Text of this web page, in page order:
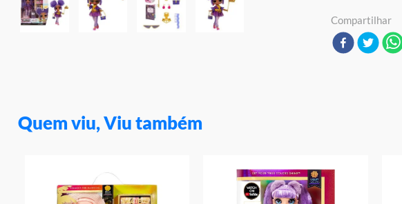
Registro: 011
Características:
Conteúdo da
3
Compartilhar
Quem viu, Viu também